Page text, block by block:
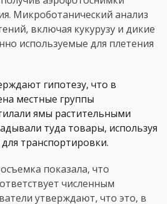
Микроботанический анализ
включая кукурузу и дикие
используемые для плетения
гипотезу, что в
местные группы
ямы растительными
туда товары, используя
транспортировки.
показала, что
численным
утверждают, что это, в